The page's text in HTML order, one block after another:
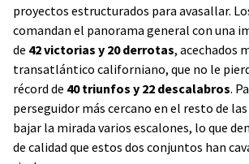
proyectos estructurados para avasallar.
comandan el panorama general con una
de 42 victorias y 20 derrotas, acechados
transatlántico californiano, que no le
récord de 40 triunfos y 22 descalabros.
perseguidor más cercano en el resto de las
bajar la mirada varios escalones, lo que
de calidad que estos dos conjuntos han